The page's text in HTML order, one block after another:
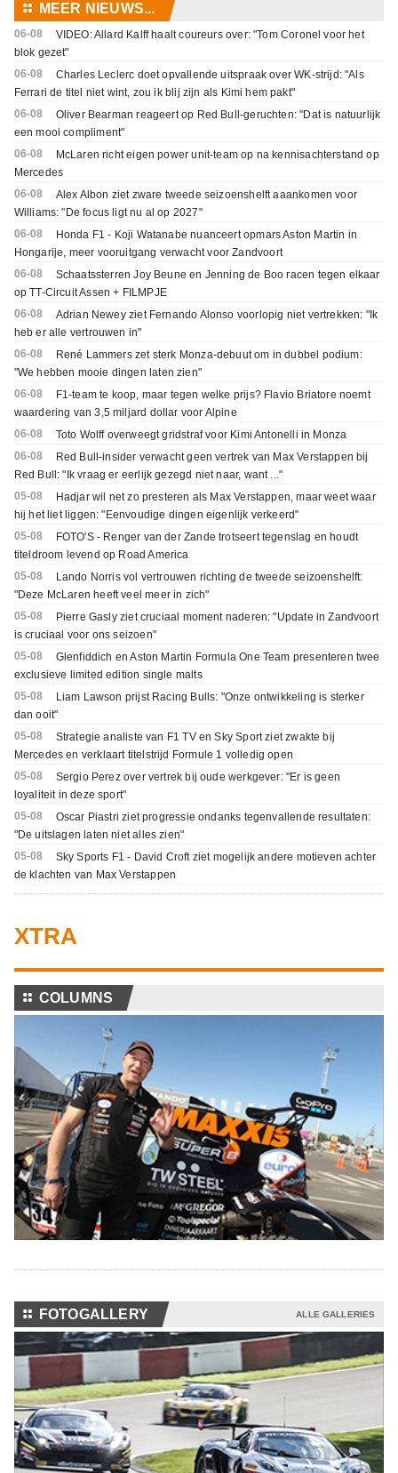
⚏ MEER NIEUWS...
06-08
VIDEO: Allard Kalff haalt coureurs over: "Tom Coronel voor het
blok gezet"
06-08
Charles Leclerc doet opvallende uitspraak over WK-strijd: "Als
Ferrari de titel niet wint, zou ik blij zijn als Kimi hem pakt"
06-08
Oliver Bearman reageert op Red Bull-geruchten: "Dat is natuurlijk
een mooi compliment"
06-08
McLaren richt eigen power unit-team op na kennisachterstand op
Mercedes
06-08
Alex Albon ziet zware tweede seizoenshelft aaankomen voor
Williams: "De focus ligt nu al op 2027"
06-08
Honda F1 - Koji Watanabe nuanceert opmars Aston Martin in
Hongarije, meer vooruitgang verwacht voor Zandvoort
06-08
Schaatssterren Joy Beune en Jenning de Boo racen tegen elkaar
op TT-Circuit Assen + FILMPJE
06-08
Adrian Newey ziet Fernando Alonso voorlopig niet vertrekken: "Ik
heb er alle vertrouwen in"
06-08
René Lammers zet sterk Monza-debuut om in dubbel podium:
"We hebben mooie dingen laten zien"
06-08
F1-team te koop, maar tegen welke prijs? Flavio Briatore noemt
waardering van 3,5 miljard dollar voor Alpine
06-08
Toto Wolff overweegt gridstraf voor Kimi Antonelli in Monza
06-08
Red Bull-insider verwacht geen vertrek van Max Verstappen bij
Red Bull: "Ik vraag er eerlijk gezegd niet naar, want ..."
05-08
Hadjar wil net zo presteren als Max Verstappen, maar weet waar
hij het liet liggen: "Eenvoudige dingen eigenlijk verkeerd"
05-08
FOTO'S - Renger van der Zande trotseert tegenslag en houdt
titeldroom levend op Road America
05-08
Lando Norris vol vertrouwen richting de tweede seizoenshelft:
"Deze McLaren heeft veel meer in zich"
05-08
Pierre Gasly ziet cruciaal moment naderen: "Update in Zandvoort
is cruciaal voor ons seizoen"
05-08
Glenfiddich en Aston Martin Formula One Team presenteren twee
exclusieve limited edition single malts
05-08
Liam Lawson prijst Racing Bulls: "Onze ontwikkeling is sterker
dan ooit"
05-08
Strategie analiste van F1 TV en Sky Sport ziet zwakte bij
Mercedes en verklaart titelstrijd Formule 1 volledig open
05-08
Sergio Perez over vertrek bij oude werkgever: "Er is geen
loyaliteit in deze sport"
05-08
Oscar Piastri ziet progressie ondanks tegenvallende resultaten:
"De uitslagen laten niet alles zien"
05-08
Sky Sports F1 - David Croft ziet mogelijk andere motieven achter
de klachten van Max Verstappen
XTRA
⚏ COLUMNS
⚏ FOTOGALLERY ALLE GALLERIES